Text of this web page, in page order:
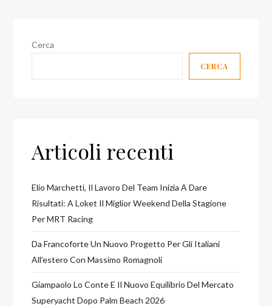
Cerca
CERCA
Articoli recenti
Elio Marchetti, Il Lavoro Del Team Inizia A Dare
Risultati: A Loket Il Miglior Weekend Della Stagione
Per MRT Racing
Da Francoforte Un Nuovo Progetto Per Gli Italiani
All’estero Con Massimo Romagnoli
Giampaolo Lo Conte E Il Nuovo Equilibrio Del Mercato
Superyacht Dopo Palm Beach 2026